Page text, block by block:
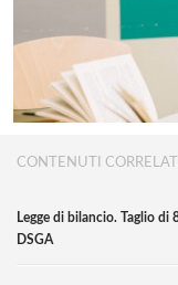
CONTENUTI CORRELATI
Legge di bilancio. Taglio
DSGA